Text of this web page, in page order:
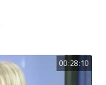
00:28:10